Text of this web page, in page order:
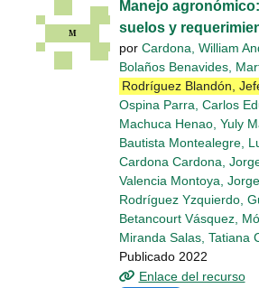
Manejo
suelos y
por Cardona, William
Bolaños Benavides,
Rodríguez Blandón,
Ospina Parra, Carlos
Machuca Henao, Yuly
Bautista Montealegre,
Cardona Cardona,
Valencia Montoya,
Rodríguez Yzquierdo,
Betancourt Vásquez,
Miranda Salas, Tatiana
Publicado 2022
Enlace del recurso